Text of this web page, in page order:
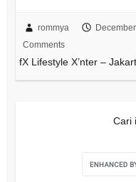
rommya
Comments
fX Lifestyle X’nter –
Cari